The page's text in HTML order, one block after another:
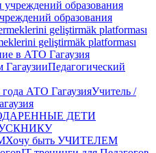
образования
geliştirmäk platforması
в АТО Гагаузия
Педагогический
Учитель /
ДЕТИ
Хочу быть УЧИТЕЛЕМ